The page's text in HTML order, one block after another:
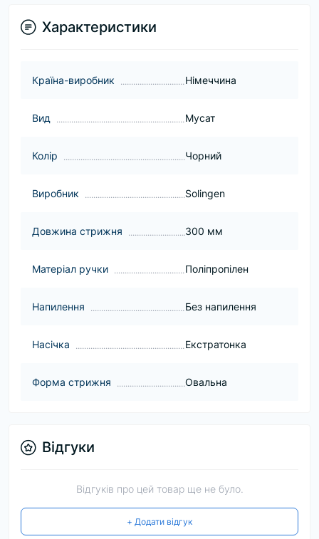
Характеристики
Країна-виробник Німеччина
Вид Мусат
Колір Чорний
Виробник Solingen
Довжина стрижня 300 мм
Матеріал ручки Поліпропілен
Напилення Без напилення
Насічка Екстратонка
Форма стрижня Овальна
Відгуки
Відгуків про цей товар ще не було.
+ Додати відгук